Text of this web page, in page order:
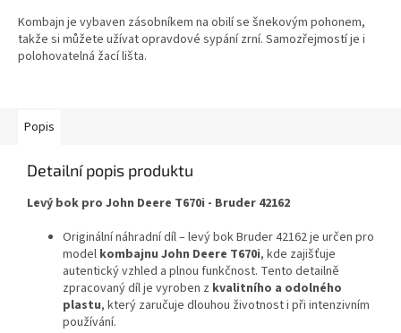
z
5
hvězdiček.
Kombajn je vybaven zásobníkem na obilí se šnekovým pohonem,
takže si můžete užívat opravdové sypání zrní. Samozřejmostí je i
polohovatelná žací lišta.
Popis
Detailní popis produktu
Levý bok pro John Deere T670i - Bruder 42162
Originální náhradní díl – levý bok Bruder 42162 je určen pro
model kombajnu John Deere T670i, kde zajišťuje
autentický vzhled a plnou funkčnost. Tento detailně
zpracovaný díl je vyroben z kvalitního a odolného
plastu, který zaručuje dlouhou životnost i při intenzivním
používání.